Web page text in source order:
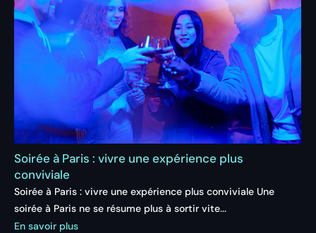
Soirée à Paris : vivre une expérience plus
conviviale
Soirée à Paris : vivre une expérience plus conviviale Une
soirée à Paris ne se résume plus à sortir vite...
En savoir plus